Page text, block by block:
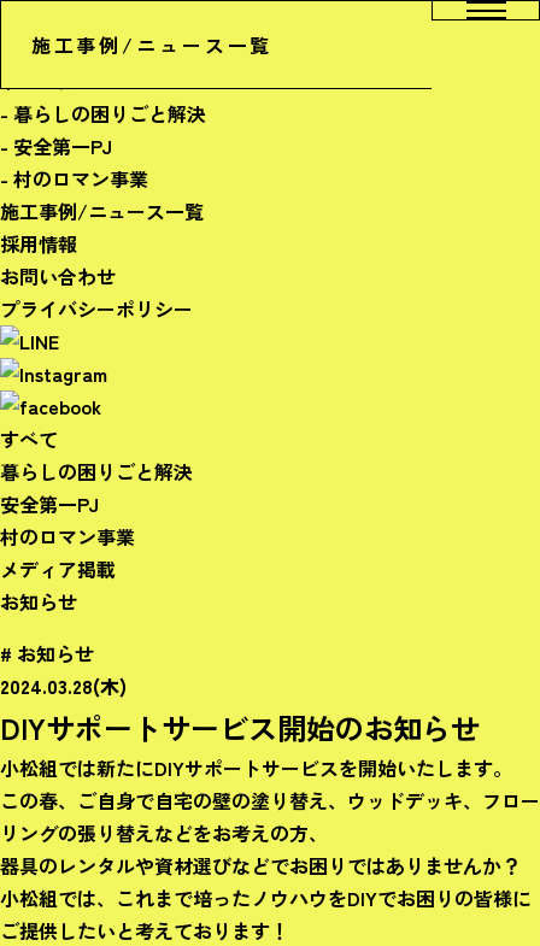
施工事例/ニュース一覧
会社概要
サービス
- 暮らしの困りごと解決
- 安全第一PJ
- 村のロマン事業
施工事例/ニュース一覧
採用情報
お問い合わせ
プライバシーポリシー
すべて
暮らしの困りごと解決
安全第一PJ
村のロマン事業
メディア掲載
お知らせ
# お知らせ
2024.03.28(木)
DIYサポートサービス開始のお知らせ
小松組では新たにDIYサポートサービスを開始いたします。
この春、ご自身で自宅の壁の塗り替え、ウッドデッキ、フロー
リングの張り替えなどをお考えの方、
器具のレンタルや資材選びなどでお困りではありませんか？
小松組では、これまで培ったノウハウをDIYでお困りの皆様に
ご提供したいと考えております！